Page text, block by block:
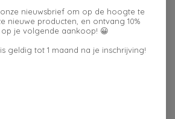
(0)
en magnetronbestendig.
nieuwsbrief om op de hoogte te
nieuwe producten, en ontvang 10%
je volgende aankoop! 😀
geldig tot 1 maand na je inschrijving!